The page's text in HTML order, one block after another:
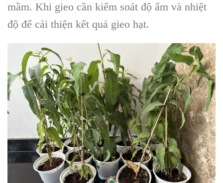
mầm. Khi gieo cần kiểm soát độ ẩm và nhiệt
độ để cải thiện kết quả gieo hạt.